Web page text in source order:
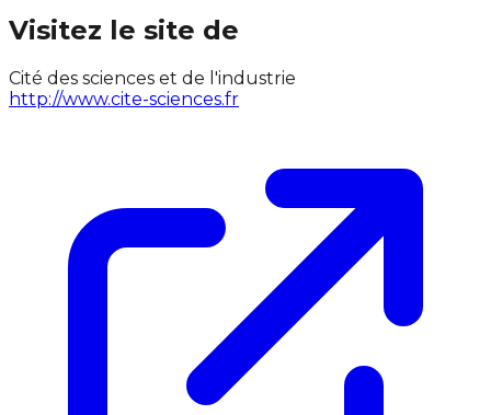
Visitez le site de
Cité des sciences et de l'industrie
http://www.cite-sciences.fr